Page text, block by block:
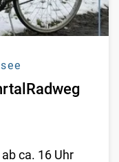
ca. 16 Uhr